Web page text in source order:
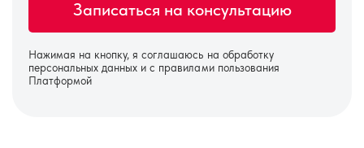
Нажимая на кнопку, я соглашаюсь на обработку
персональных данных и с правилами пользования
Платформой